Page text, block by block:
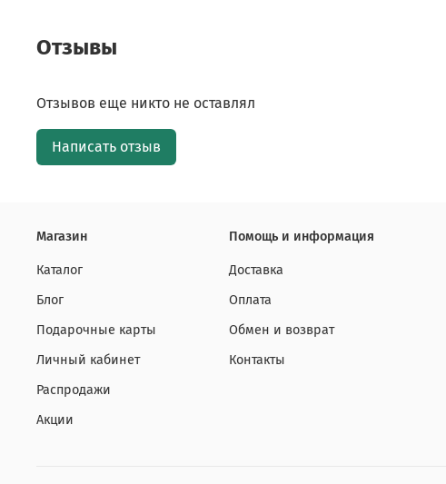
Отзывы
Отзывов еще никто не оставлял
Написать отзыв
Магазин
Каталог
Блог
Подарочные карты
Личный кабинет
Распродажи
Акции
Помощь и информация
Доставка
Оплата
Обмен и возврат
Контакты